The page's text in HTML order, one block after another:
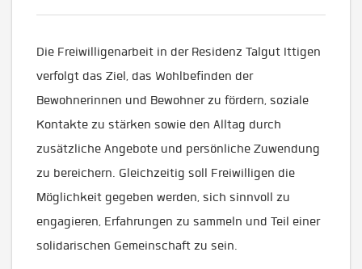
Die Freiwilligenarbeit in der Residenz Talgut Ittigen
verfolgt das Ziel, das Wohlbefinden der
Bewohnerinnen und Bewohner zu fördern, soziale
Kontakte zu stärken sowie den Alltag durch
zusätzliche Angebote und persönliche Zuwendung
zu bereichern. Gleichzeitig soll Freiwilligen die
Möglichkeit gegeben werden, sich sinnvoll zu
engagieren, Erfahrungen zu sammeln und Teil einer
solidarischen Gemeinschaft zu sein.